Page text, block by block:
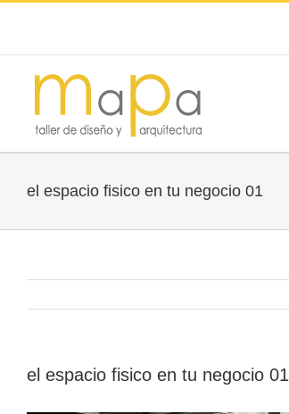
el espacio fisico en tu negocio 01
el espacio fisico en tu negocio 01